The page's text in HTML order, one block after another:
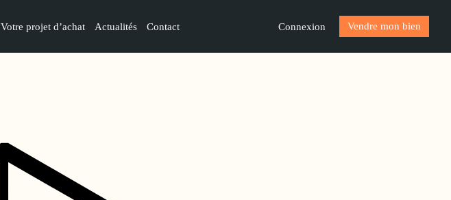
Votre projet d’achat Actualités Contact Connexion Vendre mon bien